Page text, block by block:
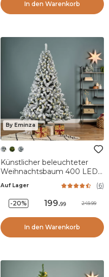
In den Warenkorb
By Eminza
Künstlicher beleuchteter
Weihnachtsbaum 400 LED
verschneit
Auf Lager (6)
-20% 199.99 249.99
In den Warenkorb